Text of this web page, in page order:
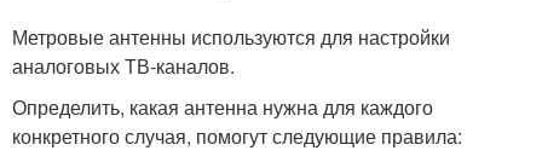
Метровые антенны используются для настройки
аналоговых ТВ-каналов.
Определить, какая антенна нужна для каждого
конкретного случая, помогут следующие правила: